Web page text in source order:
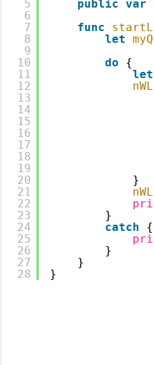
5
6
7
8
9
10
11
12
13
14
15
16
17
18
19
20
21
22
23
24
25
26
27
28
public var
func
let
do
{
let
}
}
catch
{
}
}
}